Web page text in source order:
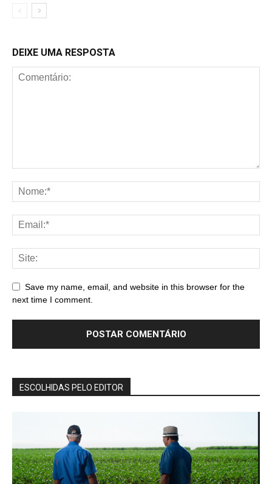
DEIXE UMA RESPOSTA
Save my name, email, and website in this browser for the
next time I comment.
ESCOLHIDAS PELO EDITOR